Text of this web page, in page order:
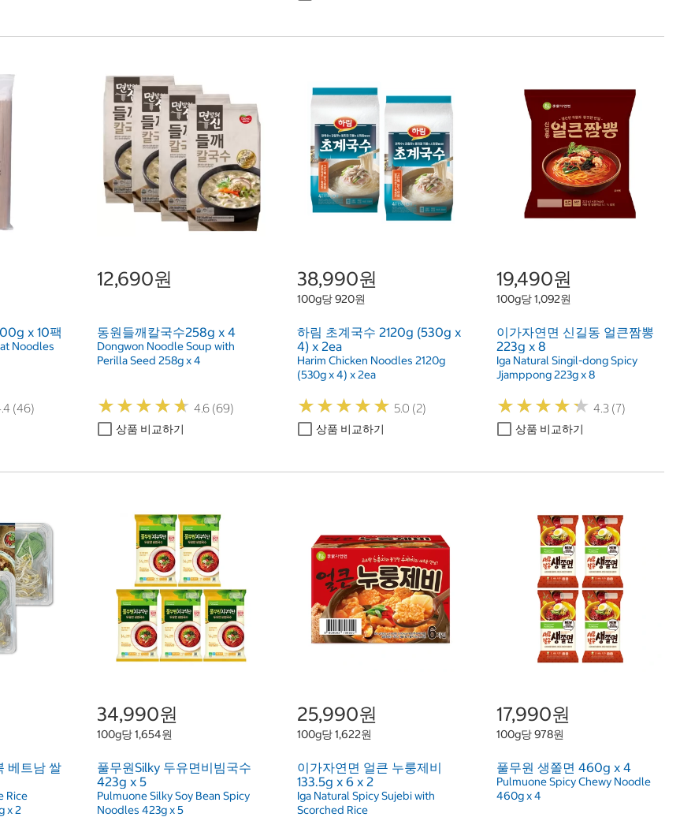
x 10팩
Noodles
(46)
12,690원
동원들깨칼국수258g x 4
Dongwon Noodle Soup with
Perilla Seed 258g x 4
★★★★★
★★★★★ 4.6 (69)
상품 비교하기
38,990원
100g당 920원
하림 초계국수 2120g (530g x
4) x 2ea
Harim Chicken Noodles 2120g
(530g x 4) x 2ea
★★★★★
★★★★★ 5.0 (2)
상품 비교하기
19,490원
100g당 1,092원
이가자연면 신길동 얼큰짬뽕
223g x 8
Iga Natural Singil-dong Spicy
Jjamppong 223g x 8
★★★★★
★★★★★ 4.3 (7)
상품 비교하기
베트남 쌀
Rice
x 2
34,990원
100g당 1,654원
풀무원Silky 두유면비빔국수
423g x 5
Pulmuone Silky Soy Bean Spicy
Noodles 423g x 5
25,990원
100g당 1,622원
이가자연면 얼큰 누룽제비
133.5g x 6 x 2
Iga Natural Spicy Sujebi with
Scorched Rice
17,990원
100g당 978원
풀무원 생쫄면 460g x 4
Pulmuone Spicy Chewy Noodle
460g x 4